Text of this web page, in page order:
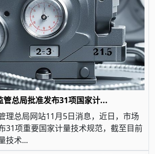
管总局批准发布31项国家计...
理总局网站11月5日消息，近日，市场
31项重要国家计量技术规范，截至目前
技术...